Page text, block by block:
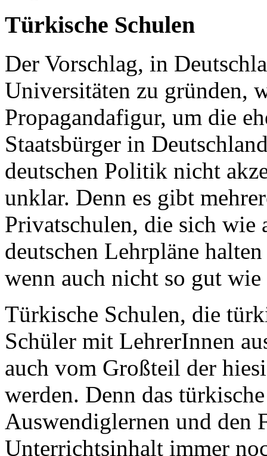
Türkische Schulen
Der Vorschlag, in
Universitäten zu gründen,
Propagandafigur, um die
Staatsbürger in
deutschen Politik nicht
unklar. Denn es gibt
Privatschulen, die sich wie
deutschen Lehrpläne
wenn auch nicht so gut
Türkische Schulen, die
Schüler mit LehrerInnen
auch vom Großteil der
werden. Denn das
Auswendiglernen und den
Unterrichtsinhalt immer